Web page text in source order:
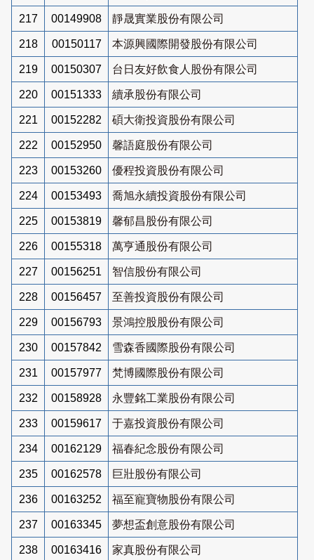
217 00149908 靜晟實業股份有限公司
218 00150117 本源興國際開發股份有限公司
219 00150307 台日友好飲食人股份有限公司
220 00151333 續承股份有限公司
221 00152282 碩大衛投資股份有限公司
222 00152950 馨語庭股份有限公司
223 00153260 優程投資股份有限公司
224 00153493 喬旭永續投資股份有限公司
225 00153819 馨郁昌股份有限公司
226 00155318 萬亨通股份有限公司
227 00156251 智信股份有限公司
228 00156457 至善投資股份有限公司
229 00156793 景鴻控股股份有限公司
230 00157842 雪森香國際股份有限公司
231 00157977 梵博國際股份有限公司
232 00158928 永豐銘工業股份有限公司
233 00159617 于嘉投資股份有限公司
234 00162129 福春紀念股份有限公司
235 00162578 巨壯股份有限公司
236 00163252 福至寵寶物股份有限公司
237 00163345 夢想盃創意股份有限公司
238 00163416 家真股份有限公司